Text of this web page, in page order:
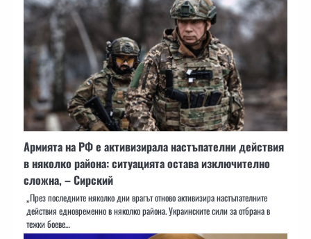
Армията на РФ е активизирала настъпателни действия
в няколко района: ситуацията остава изключително
сложна, – Сирский
„През последните няколко дни врагът отново активизира настъпателните
действия едновременно в няколко района. Украинските сили за отбрана в
тежки боеве…